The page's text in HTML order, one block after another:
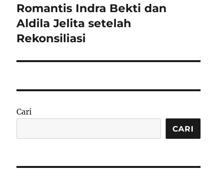
post:
Romantis Indra Bekti dan
Aldila Jelita setelah
Rekonsiliasi
Cari
CARI